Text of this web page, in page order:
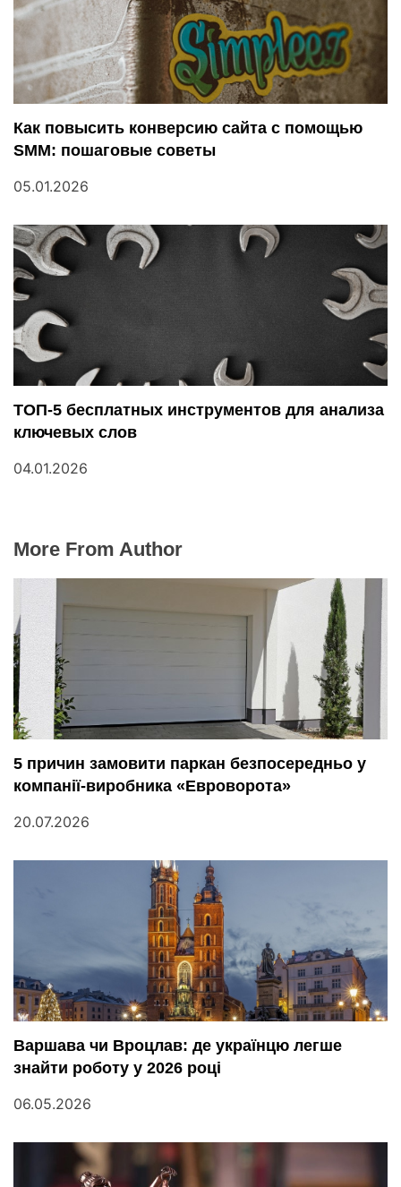
и
с
я
м
Как повысить конверсию сайта с помощью
SMM: пошаговые советы
05.01.2026
ТОП-5 бесплатных инструментов для анализа
ключевых слов
04.01.2026
More From Author
5 причин замовити паркан безпосередньо у
компанії-виробника «Евроворота»
20.07.2026
Варшава чи Вроцлав: де українцю легше
знайти роботу у 2026 році
06.05.2026